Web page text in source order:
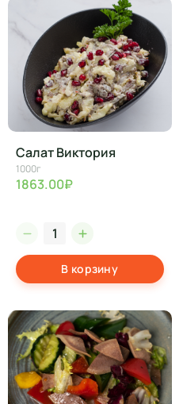
Салат Виктория
1000г
1863.00₽
В корзину